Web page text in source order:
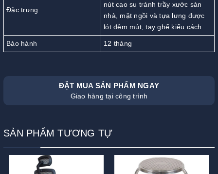
Đặc trưng
nút cao su tránh trầy xước sàn
nhà, mặt ngồi và tựa lưng được
lót đệm mút, tay ghế kiểu cách.
Bảo hành 12 tháng
ĐẶT MUA SẢN PHẨM NGAY
Giao hàng tại công trình
SẢN PHẨM TƯƠNG TỰ